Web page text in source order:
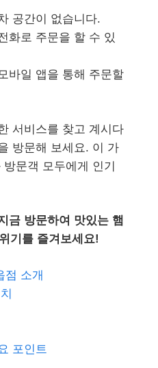
공간이 없습니다.
화로 주문을 할 수 있
바일 앱을 통해 주문할
서비스를 찾고 계시다
방문해 보세요. 이 가
문객 모두에게 인기
금 방문하여 맛있는 햄
기를 즐겨보세요!
점 소개
포인트